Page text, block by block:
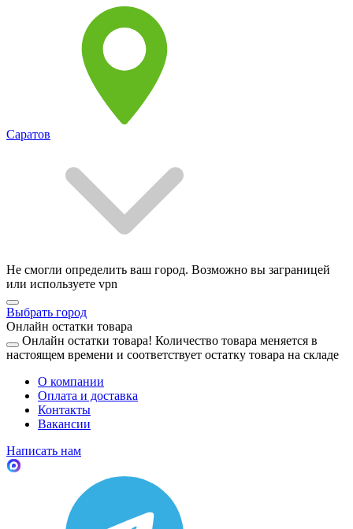
Саратов
Не смогли определить ваш город. Возможно вы заграницей
или используете vpn
Выбрать город
Онлайн остатки товара
Онлайн остатки товара! Количество товара меняется в
настоящем времени и соответствует остатку товара на складе
О компании
Оплата и доставка
Контакты
Вакансии
Написать нам